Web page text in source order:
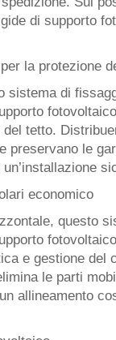
di supporto
la protezione
sistema di
tetto.
preservano le
economico
questo
e gestione
le parti
allineamento